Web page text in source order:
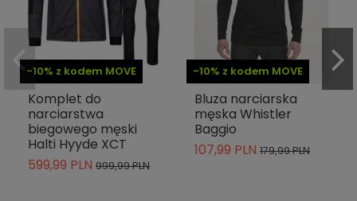
-10% z kodem MOVE
Komplet do
narciarstwa
biegowego męski
Halti Hyyde XCT
599,99 PLN 999,99 PLN
-10% z kodem MOVE
Bluza narciarska
męska Whistler
Baggio
107,99 PLN 179,99 PLN